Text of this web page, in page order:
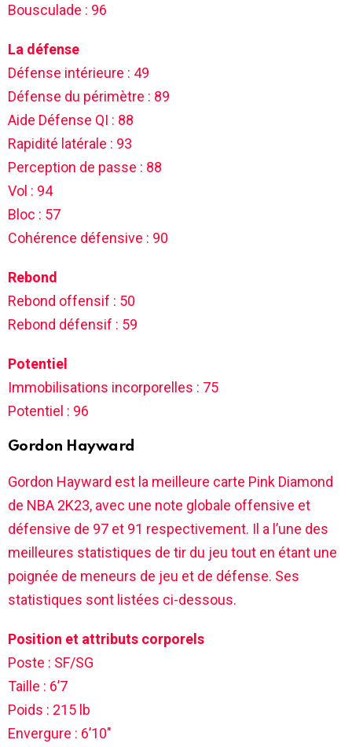
Bousculade : 96
La défense
Défense intérieure : 49
Défense du périmètre : 89
Aide Défense QI : 88
Rapidité latérale : 93
Perception de passe : 88
Vol : 94
Bloc : 57
Cohérence défensive : 90
Rebond
Rebond offensif : 50
Rebond défensif : 59
Potentiel
Immobilisations incorporelles : 75
Potentiel : 96
Gordon Hayward
Gordon Hayward est la meilleure carte Pink Diamond
de NBA 2K23, avec une note globale offensive et
défensive de 97 et 91 respectivement. Il a l’une des
meilleures statistiques de tir du jeu tout en étant une
poignée de meneurs de jeu et de défense. Ses
statistiques sont listées ci-dessous.
Position et attributs corporels
Poste : SF/SG
Taille : 6’7
Poids : 215 lb
Envergure : 6’10″